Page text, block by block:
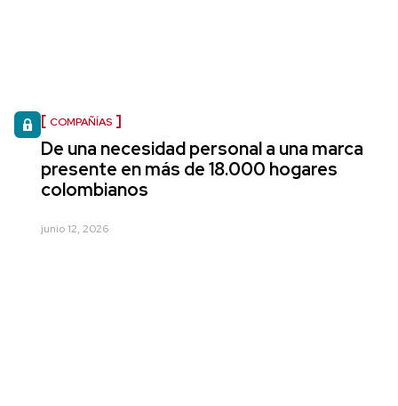
COMPAÑÍAS
De una necesidad personal a una marca
presente en más de 18.000 hogares
colombianos
junio 12, 2026